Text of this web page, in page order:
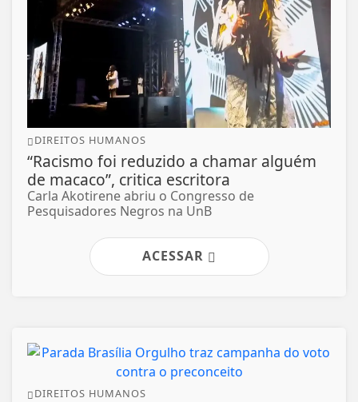
DIREITOS HUMANOS
“Racismo foi reduzido a chamar alguém
de macaco”, critica escritora
Carla Akotirene abriu o Congresso de
Pesquisadores Negros na UnB
ACESSAR
DIREITOS HUMANOS